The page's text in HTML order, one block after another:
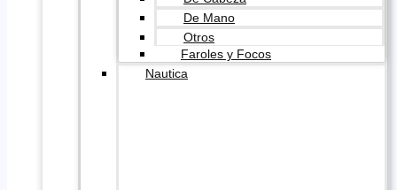
De Mano
Otros
Faroles y Focos
Nautica